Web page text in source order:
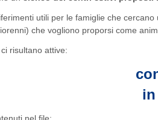
utili per le famiglie che
che vogliono proporsi come
risultano attive:
in